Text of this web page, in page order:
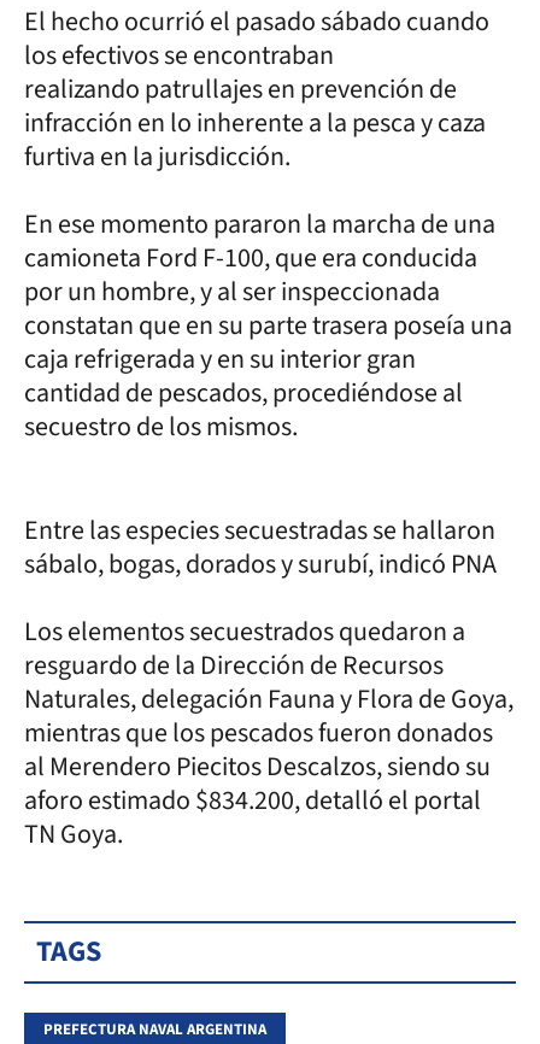
El hecho ocurrió el pasado sábado cuando
los efectivos se encontraban
realizando patrullajes en prevención de
infracción en lo inherente a la pesca y caza
furtiva en la jurisdicción.
En ese momento pararon la marcha de una
camioneta Ford F-100, que era conducida
por un hombre, y al ser inspeccionada
constatan que en su parte trasera poseía una
caja refrigerada y en su interior gran
cantidad de pescados, procediéndose al
secuestro de los mismos.
Entre las especies secuestradas se hallaron
sábalo, bogas, dorados y surubí, indicó PNA
Los elementos secuestrados quedaron a
resguardo de la Dirección de Recursos
Naturales, delegación Fauna y Flora de Goya,
mientras que los pescados fueron donados
al Merendero Piecitos Descalzos, siendo su
aforo estimado $834.200, detalló el portal
TN Goya.
TAGS
PREFECTURA NAVAL ARGENTINA